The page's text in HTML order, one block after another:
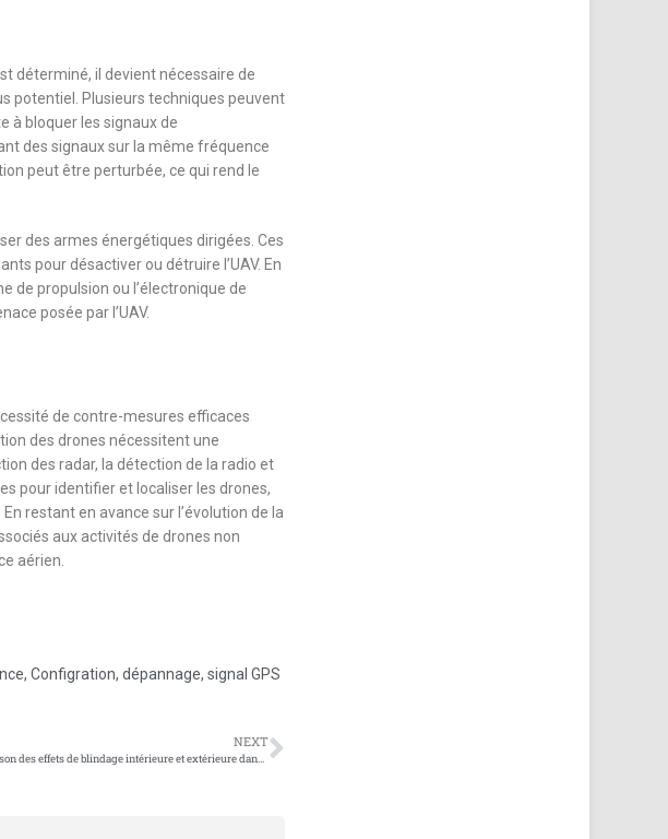
déterminé, il devient nécessaire de
potentiel. Plusieurs techniques peuvent
à bloquer les signaux de
des signaux sur la même fréquence
peut être perturbée, ce qui rend le
des armes énergétiques dirigées. Ces
pour désactiver ou détruire l’UAV. En
de propulsion ou l’électronique de
posée par l’UAV.
de contre-mesures efficaces
des drones nécessitent une
des radar, la détection de la radio et
pour identifier et localiser les drones,
restant en avance sur l’évolution de la
aux activités de drones non
aérien.
, Configration, dépannage, signal GPS
NEXT
Une comparaison des effets de blindage intérieure et extérieure dans les systèmes de blindage de téléphonie mobile